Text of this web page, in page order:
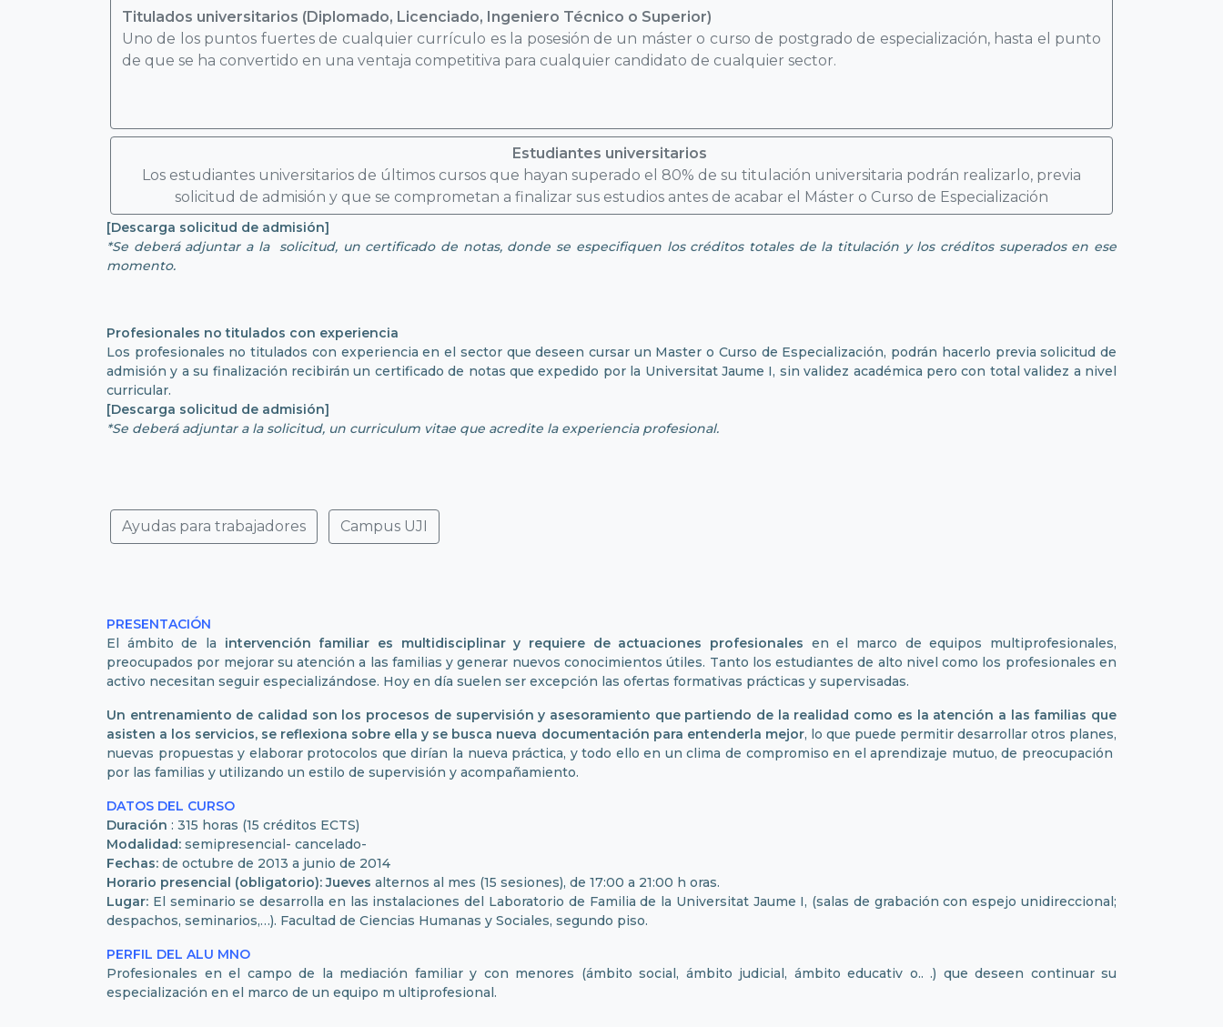
Titulados universitarios (Diplomado, Licenciado, Ingeniero Técnico o Superior)
Uno de los puntos fuertes de cualquier currículo es la posesión de un máster o curso de postgrado de especialización, hasta el punto
de que se ha convertido en una ventaja competitiva para cualquier candidato de cualquier sector.
Estudiantes universitarios
Los estudiantes universitarios de últimos cursos que hayan superado el 80% de su titulación universitaria podrán realizarlo, previa
solicitud de admisión y que se comprometan a finalizar sus estudios antes de acabar el Máster o Curso de Especialización
[Descarga solicitud de admisión]
*Se deberá adjuntar a la solicitud, un certificado de notas, donde se especifiquen los créditos totales de la titulación y los créditos superados en ese
momento.
Profesionales no titulados con experiencia
Los profesionales no titulados con experiencia en el sector que deseen cursar un Master o Curso de Especialización, podrán hacerlo previa solicitud de
admisión y a su finalización recibirán un certificado de notas que expedido por la Universitat Jaume I, sin validez académica pero con total validez a nivel
curricular.
[Descarga solicitud de admisión]
*Se deberá adjuntar a la solicitud, un curriculum vitae que acredite la experiencia profesional.
Ayudas para trabajadores Campus UJI
PRESENTACIÓN
El ámbito de la intervención familiar es multidisciplinar y requiere de actuaciones profesionales en el marco de equipos multiprofesionales,
preocupados por mejorar su atención a las familias y generar nuevos conocimientos útiles. Tanto los estudiantes de alto nivel como los profesionales en
activo necesitan seguir especializándose. Hoy en día suelen ser excepción las ofertas formativas prácticas y supervisadas.
Un entrenamiento de calidad son los procesos de supervisión y asesoramiento que partiendo de la realidad como es la atención a las familias que
asisten a los servicios, se reflexiona sobre ella y se busca nueva documentación para entenderla mejor, lo que puede permitir desarrollar otros planes,
nuevas propuestas y elaborar protocolos que dirían la nueva práctica, y todo ello en un clima de compromiso en el aprendizaje mutuo, de preocupación
por las familias y utilizando un estilo de supervisión y acompañamiento.
DATOS DEL CURSO
Duración : 315 horas (15 créditos ECTS)
Modalidad: semipresencial- cancelado-
Fechas: de octubre de 2013 a junio de 2014
Horario presencial (obligatorio): Jueves alternos al mes (15 sesiones), de 17:00 a 21:00 h oras.
Lugar: El seminario se desarrolla en las instalaciones del Laboratorio de Familia de la Universitat Jaume I, (salas de grabación con espejo unidireccional;
despachos, seminarios,…). Facultad de Ciencias Humanas y Sociales, segundo piso.
PERFIL DEL ALU MNO
Profesionales en el campo de la mediación familiar y con menores (ámbito social, ámbito judicial, ámbito educativ o.. .) que deseen continuar su
especialización en el marco de un equipo m ultiprofesional.